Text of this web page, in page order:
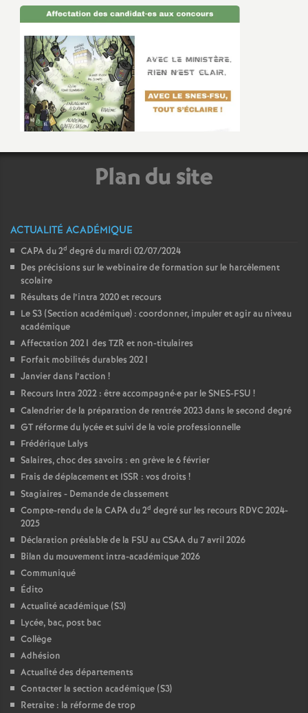
Plan du site
ACTUALITÉ ACADÉMIQUE
CAPA du 2d degré du mardi 02/07/2024
Des précisions sur le webinaire de formation sur le harcèlement
scolaire
Résultats de l’intra 2020 et recours
Le S3 (Section académique) : coordonner, impuler et agir au niveau
académique
Affectation 2021 des TZR et non-titulaires
Forfait mobilités durables 2021
Janvier dans l’action !
Recours Intra 2022 : être accompagné·e par le SNES-FSU !
Calendrier de la préparation de rentrée 2023 dans le second degré
GT réforme du lycée et suivi de la voie professionnelle
Frédérique Lalys
Salaires, choc des savoirs : en grève le 6 février
Frais de déplacement et ISSR : vos droits !
Stagiaires - Demande de classement
Compte-rendu de la CAPA du 2d degré sur les recours RDVC 2024-
2025
Déclaration préalable de la FSU au CSAA du 7 avril 2026
Bilan du mouvement intra-académique 2026
Communiqué
Édito
Actualité académique (S3)
Lycée, bac, post bac
Collège
Adhésion
Actualité des départements
Contacter la section académique (S3)
Retraite : la réforme de trop